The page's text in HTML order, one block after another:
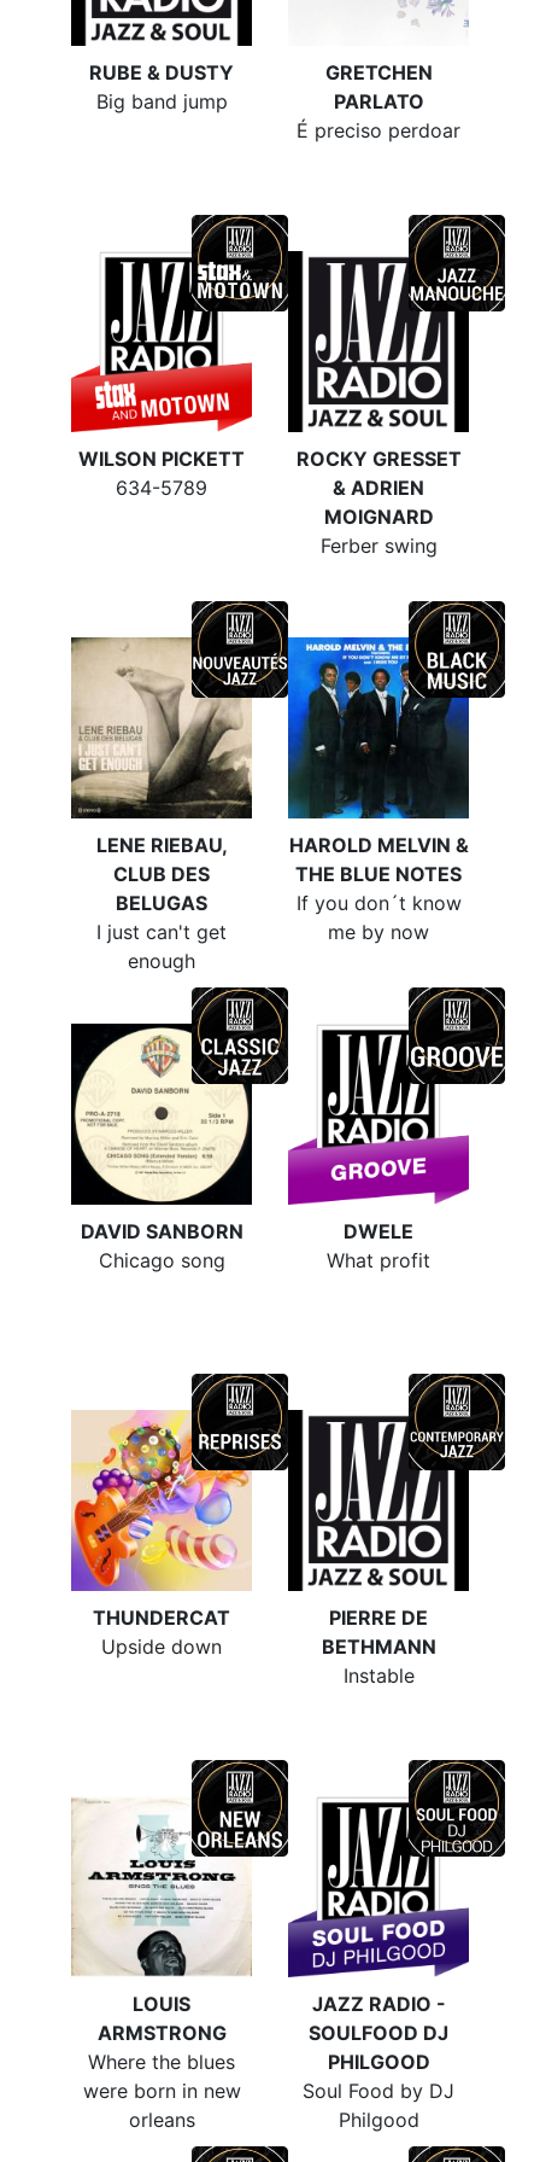
RUBE & DUSTY
Big band jump
GRETCHEN
PARLATO
É preciso perdoar
WILSON PICKETT
634-5789
ROCKY GRESSET
& ADRIEN
MOIGNARD
Ferber swing
LENE RIEBAU,
CLUB DES
BELUGAS
I just can't get
enough
HAROLD MELVIN &
THE BLUE NOTES
If you don´t know
me by now
DAVID SANBORN
Chicago song
DWELE
What profit
THUNDERCAT
Upside down
PIERRE DE
BETHMANN
Instable
LOUIS
ARMSTRONG
Where the blues
were born in new
orleans
JAZZ RADIO -
SOULFOOD DJ
PHILGOOD
Soul Food by DJ
Philgood